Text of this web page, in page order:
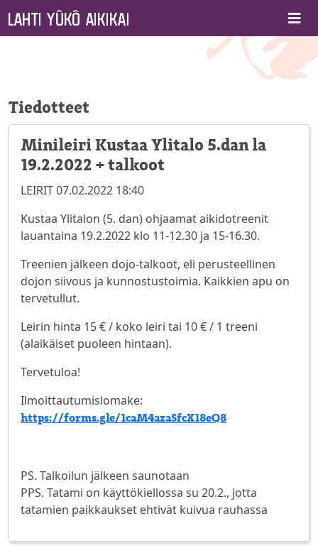
Tiedotteet
Minileiri Kustaa Ylitalo 5.dan la
19.2.2022 + talkoot
LEIRIT 07.02.2022 18:40
Kustaa Ylitalon (5. dan) ohjaamat aikidotreenit
lauantaina 19.2.2022 klo 11-12.30 ja 15-16.30.
Treenien jälkeen dojo-talkoot, eli perusteellinen
dojon siivous ja kunnostustoimia. Kaikkien apu on
tervetullut.
Leirin hinta 15 € / koko leiri tai 10 € / 1 treeni
(alaikäiset puoleen hintaan).
Tervetuloa!
Ilmoittautumislomake:
https://forms.gle/1caM4azaSfcX18eQ8
PS. Talkoilun jälkeen saunotaan
PPS. Tatami on käyttökiellossa su 20.2., jotta
tatamien paikkaukset ehtivät kuivua rauhassa